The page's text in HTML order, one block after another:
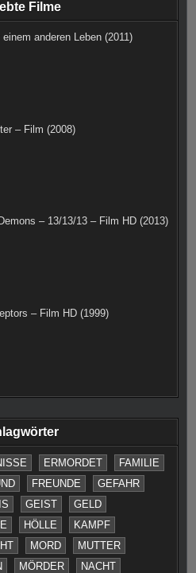
Filme
anderen Leben (2011)
– Film (2008)
– 13/13/13 – Film HD (2013)
– Film HD (1999)
ERMORDET
FAMILIE
FREUNDE
GEFAHR
GEIST
GELD
HÖLLE
KAMPF
MORD
MUTTER
MÖRDER
NACHT